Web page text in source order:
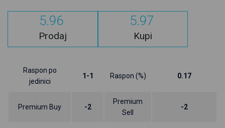
5.96
Prodaj
5.97
Kupi
Raspon po
jedinici
1-1 Raspon (%) 0.17
Premium Buy -2
Premium
Sell
-2